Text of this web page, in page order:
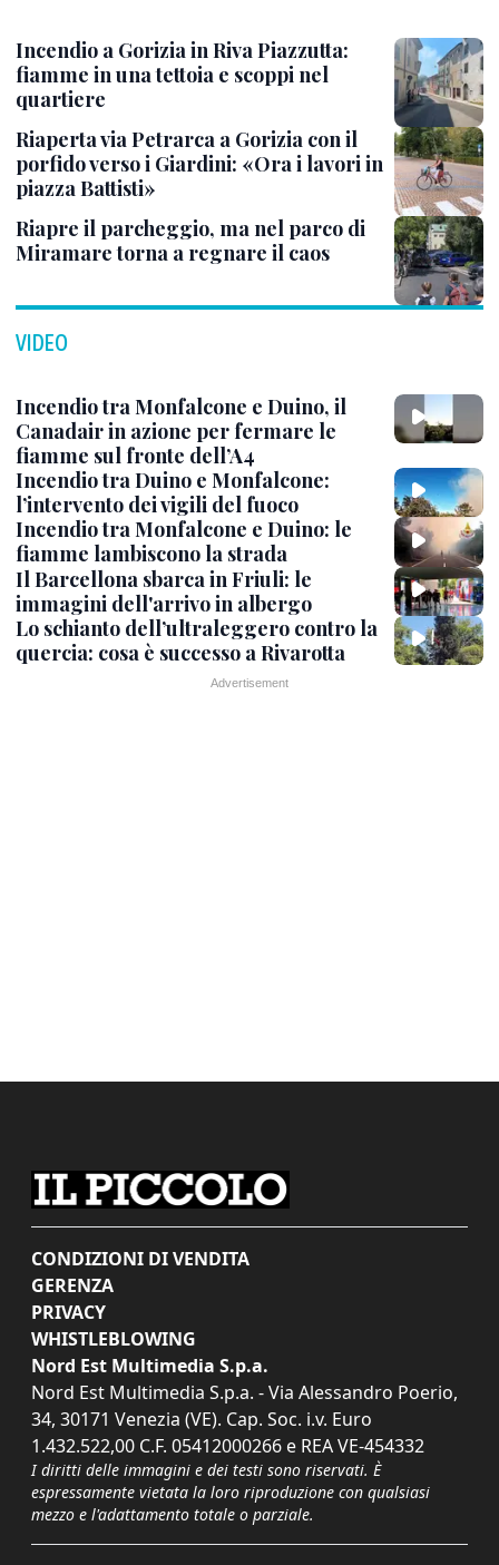
Incendio a Gorizia in Riva Piazzutta:
fiamme in una tettoia e scoppi nel
quartiere
Riaperta via Petrarca a Gorizia con il
porfido verso i Giardini: «Ora i lavori in
piazza Battisti»
Riapre il parcheggio, ma nel parco di
Miramare torna a regnare il caos
VIDEO
Incendio tra Monfalcone e Duino, il
Canadair in azione per fermare le
fiamme sul fronte dell’A4
Incendio tra Duino e Monfalcone:
l’intervento dei vigili del fuoco
Incendio tra Monfalcone e Duino: le
fiamme lambiscono la strada
Il Barcellona sbarca in Friuli: le
immagini dell'arrivo in albergo
Lo schianto dell’ultraleggero contro la
quercia: cosa è successo a Rivarotta
CONDIZIONI DI VENDITA
GERENZA
PRIVACY
WHISTLEBLOWING
Nord Est Multimedia S.p.a.
Nord Est Multimedia S.p.a. - Via Alessandro Poerio,
34, 30171 Venezia (VE). Cap. Soc. i.v. Euro
1.432.522,00 C.F. 05412000266 e REA VE-454332
I diritti delle immagini e dei testi sono riservati. È
espressamente vietata la loro riproduzione con qualsiasi
mezzo e l'adattamento totale o parziale.